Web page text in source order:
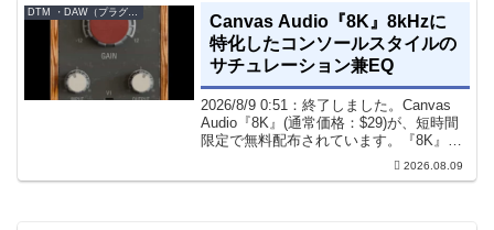
DTM ・DAW（プラグイン、シンセなど）のセール情報
Canvas Audio『8K』8kHzに
特化したコンソールスタイルの
サチュレーション兼EQ
2026/8/9 0:51：終了しました。Canvas
Audio『8K』(通常価格：$29)が、短時間
限定で無料配布されています。『8K』
は、手軽に高域の存在感とアナログ的な
質感をミックスに加えることができる
2026.08.09